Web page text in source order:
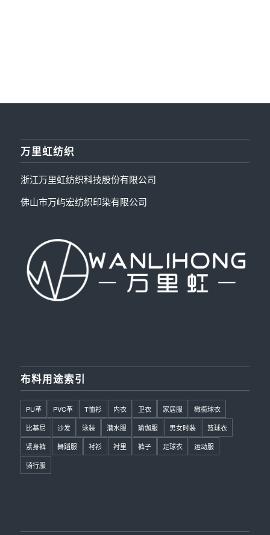
万里虹纺织
浙江万里虹纺织科技股份有限公司
佛山市万屿宏纺织印染有限公司
布料用途索引
PU革 PVC革 T恤衫 内衣 卫衣 家居服
橄榄球衣
比基尼
沙发 泳装 潜水服 瑜伽服 男女时装
篮球衣
紧身裤
舞蹈服 衬衫 衬里 裤子 足球衣
运动服
骑行服